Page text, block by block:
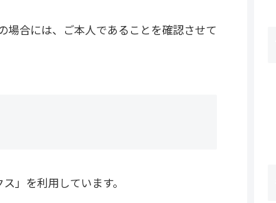
場合には、ご本人であることを確認させて
」を利用しています。